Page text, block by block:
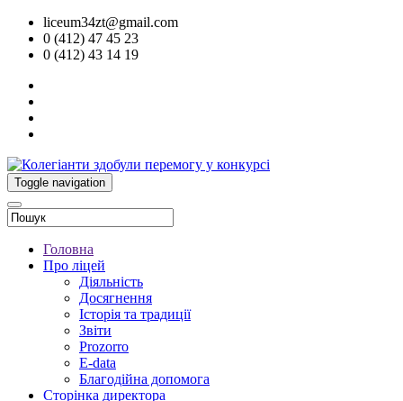
liceum34zt@gmail.com
0 (412) 47 45 23
0 (412) 43 14 19
Toggle navigation
Головна
Про ліцей
Діяльність
Досягнення
Історія та традиції
Звіти
Prozorro
E-data
Благодійна допомога
Сторінка директора